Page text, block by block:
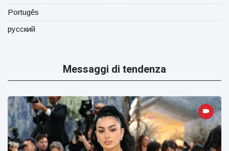
Portugês
русский
Messaggi di tendenza